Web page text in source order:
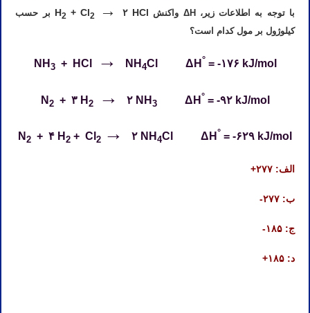
با توجه به اطلاعات زیر، ΔH واکنش H2 + Cl2 → ۲ HCl
بر حسب
کیلوژول بر مول کدام است؟
NH 3+ HCl → NH 4Cl ΔH ° = -۱۷۶ kJ/mol
N 2+ ۳ H 2 → ۲ NH 3ΔH ° = -۹۲ kJ/mol
N 2 + ۴ H 2 + Cl 2 → ۲ NH 4Cl ΔH ° = -۶۲۹ kJ/mol
الف: ۲۷۷+
ب: ۲۷۷-
ج: ۱۸۵-
د: ۱۸۵+